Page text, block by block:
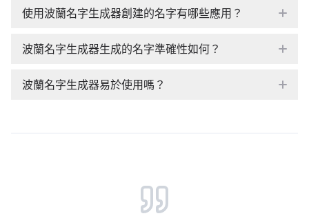
使用波蘭名字生成器創建的名字有哪些應用？
波蘭名字生成器生成的名字準確性如何？
波蘭名字生成器易於使用嗎？